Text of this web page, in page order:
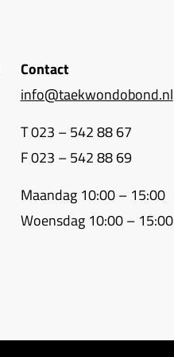
Contact
info@taekwondobond.nl
T 023 – 542 88 67
F 023 – 542 88 69
Maandag 10:00 – 15:00
Woensdag 10:00 – 15:00